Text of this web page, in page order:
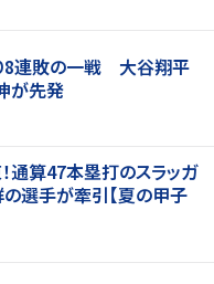
8連敗の一戦 大谷翔平
が先発
通算47本塁打のスラッガ
選手が牽引【夏の甲子